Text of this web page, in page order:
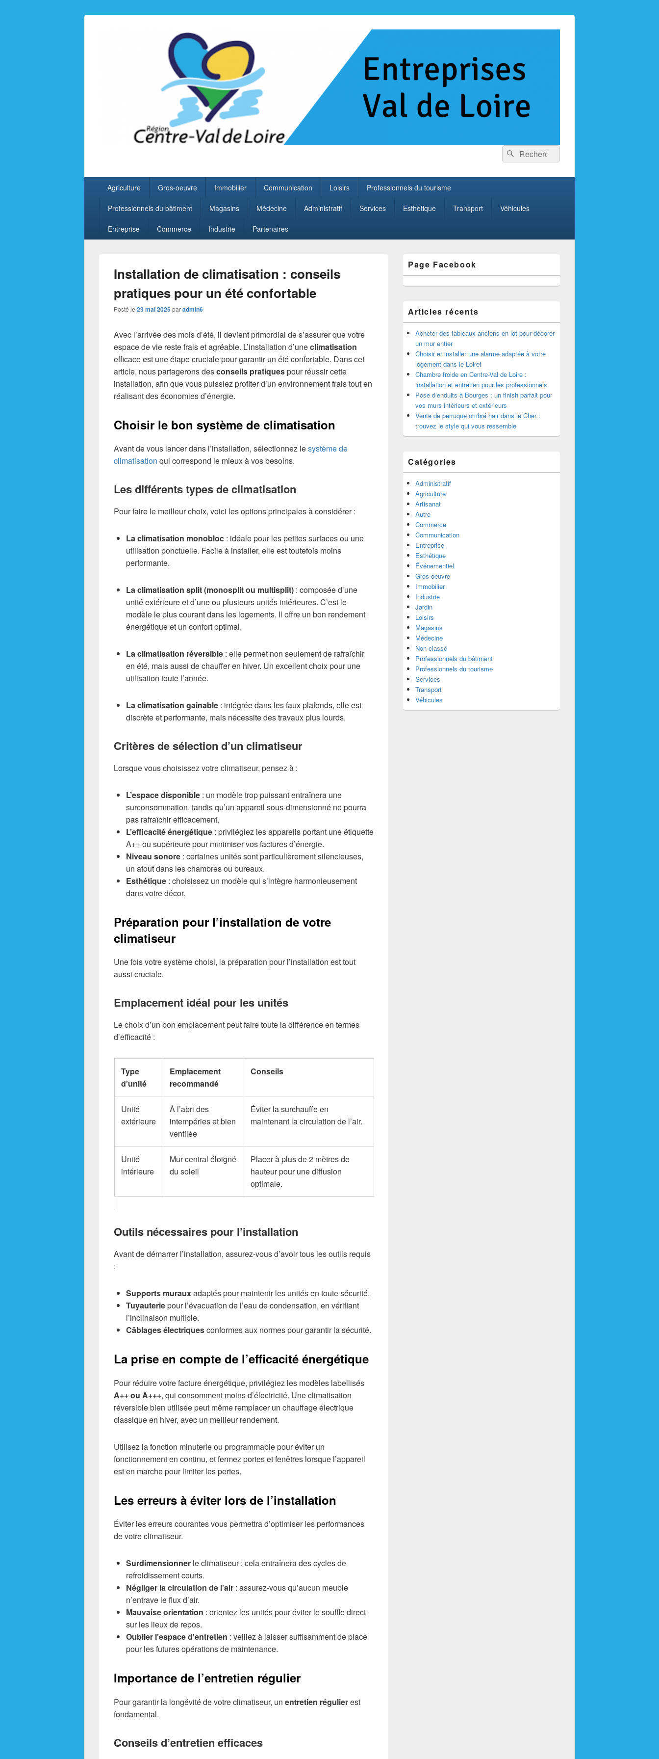
Recherche :
Rechercher
principalAgriculture Gros-oeuvre Immobilier Communication Loisirs Professionnels du tourisme
Professionnels du bâtiment Magasins Médecine Administratif Services Esthétique Transport Véhicules
Entreprise Commerce Industrie Partenaires
Installation de climatisation : conseils
pratiques pour un été confortable
Posté le 29 mai 2025paradmin6
Avec l’arrivée des mois d’été, il devient primordial de s’assurer que votre
espace de vie reste frais et agréable. L’installation d’uneclimatisation
efficace est une étape cruciale pour garantir un été confortable. Dans cet
article, nous partagerons desconseils pratiquespour réussir cette
installation, afin que vous puissiez profiter d’un environnement frais tout en
réalisant des économies d’énergie.
Choisir le bon système de climatisation
Avant de vous lancer dans l’installation, sélectionnez lesystème de
climatisation qui correspond le mieux à vos besoins.
Les différents types de climatisation
Pour faire le meilleur choix, voici les options principales à considérer :
La climatisation monobloc : idéale pour les petites surfaces ou une
utilisation ponctuelle. Facile à installer, elle est toutefois moins
performante.
La climatisation split (monosplit ou multisplit) : composée d’une
unité extérieure et d’une ou plusieurs unités intérieures. C’est le
modèle le plus courant dans les logements. Il offre un bon rendement
énergétique et un confort optimal.
La climatisation réversible : elle permet non seulement de rafraîchir
en été, mais aussi de chauffer en hiver. Un excellent choix pour une
utilisation toute l’année.
La climatisation gainable : intégrée dans les faux plafonds, elle est
discrète et performante, mais nécessite des travaux plus lourds.
Critères de sélection d’un climatiseur
Lorsque vous choisissez votre climatiseur, pensez à :
L’espace disponible : un modèle trop puissant entraînera une
surconsommation, tandis qu’un appareil sous-dimensionné ne pourra
pas rafraîchir efficacement.
L’efficacité énergétique : privilégiez les appareils portant une étiquette
A++ ou supérieure pour minimiser vos factures d’énergie.
Niveau sonore : certaines unités sont particulièrement silencieuses,
un atout dans les chambres ou bureaux.
Esthétique : choisissez un modèle qui s’intègre harmonieusement
dans votre décor.
Préparation pour l’installation de votre
climatiseur
Une fois votre système choisi, la préparation pour l’installation est tout
aussi cruciale.
Emplacement idéal pour les unités
Le choix d’un bon emplacement peut faire toute la différence en termes
d’efficacité :
Type
d’unité
Emplacement
recommandé
Conseils
Unité
extérieure
À l’abri des
intempéries et bien
ventilée
Éviter la surchauffe en
maintenant la circulation de l’air.
Unité
intérieure
Mur central éloigné
du soleil
Placer à plus de 2 mètres de
hauteur pour une diffusion
optimale.
Outils nécessaires pour l’installation
Avant de démarrer l’installation, assurez-vous d’avoir tous les outils requis
:
Supports murauxadaptés pour maintenir les unités en toute sécurité.
Tuyauteriepour l’évacuation de l’eau de condensation, en vérifiant
l’inclinaison multiple.
Câblages électriquesconformes aux normes pour garantir la sécurité.
La prise en compte de l’efficacité énergétique
Pour réduire votre facture énergétique, privilégiez les modèles labellisés
A++ ou A+++, qui consomment moins d’électricité. Une climatisation
réversible bien utilisée peut même remplacer un chauffage électrique
classique en hiver, avec un meilleur rendement.
Utilisez la fonction minuterie ou programmable pour éviter un
fonctionnement en continu, et fermez portes et fenêtres lorsque l’appareil
est en marche pour limiter les pertes.
Les erreurs à éviter lors de l’installation
Éviter les erreurs courantes vous permettra d’optimiser les performances
de votre climatiseur.
Surdimensionner le climatiseur : cela entraînera des cycles de
refroidissement courts.
Négliger la circulation de l’air : assurez-vous qu’aucun meuble
n’entrave le flux d’air.
Mauvaise orientation : orientez les unités pour éviter le souffle direct
sur les lieux de repos.
Oublier l’espace d’entretien : veillez à laisser suffisamment de place
pour les futures opérations de maintenance.
Importance de l’entretien régulier
Pour garantir la longévité de votre climatiseur, un entretien régulierest
fondamental.
Conseils d’entretien efficaces
principale
de
widget
barre
Page Facebook
Articles récents
Acheter des tableaux anciens en lot pour décorer
un mur entier
Choisir et installer une alarme adaptée à votre
logement dans le Loiret
Chambre froide en Centre-Val de Loire :
installation et entretien pour les professionnels
Pose d’enduits à Bourges : un finish parfait pour
vos murs intérieurs et extérieurs
Vente de perruque ombré hair dans le Cher :
trouvez le style qui vous ressemble
Catégories
Administratif
Agriculture
Artisanat
Autre
Commerce
Communication
Entreprise
Esthétique
Événementiel
Gros-oeuvre
Immobilier
Industrie
Jardin
Loisirs
Magasins
Médecine
Non classé
Professionnels du bâtiment
Professionnels du tourisme
Services
Transport
Véhicules